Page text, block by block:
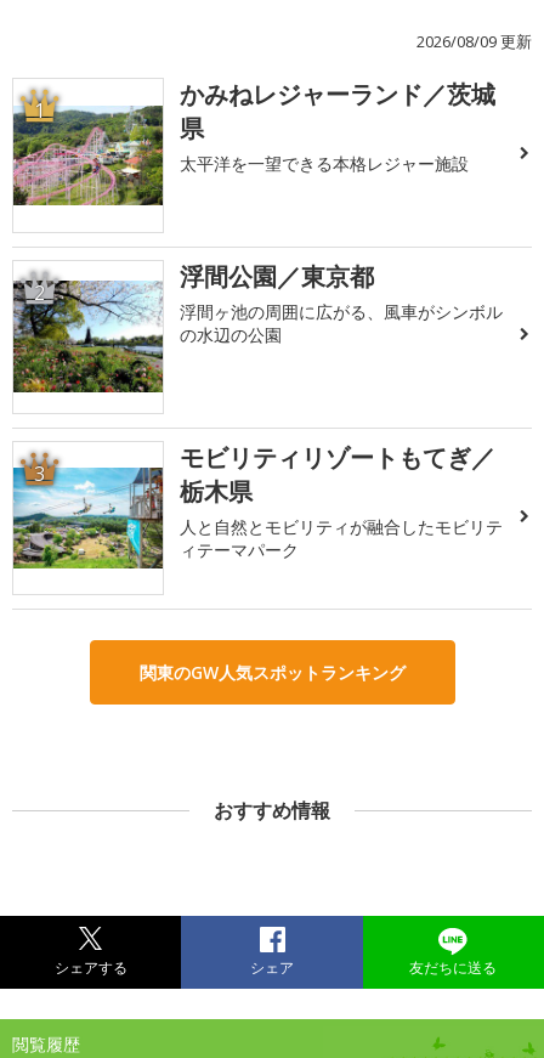
2026/08/09 更新
1
かみねレジャーランド／茨城
県
太平洋を一望できる本格レジャー施設
2 浮間公園／東京都
浮間ヶ池の周囲に広がる、風車がシンボル
の水辺の公園
3
モビリティリゾートもてぎ／
栃木県
人と自然とモビリティが融合したモビリテ
ィテーマパーク
関東のGW人気スポットランキング
おすすめ情報
シェアする シェア 友だちに送る
閲覧履歴